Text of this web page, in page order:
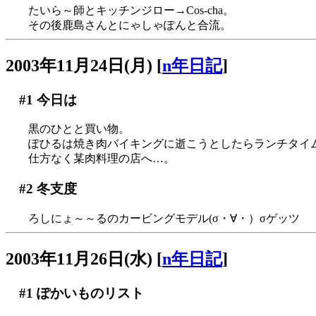
たいら～師とキッチンジロー→Cos-cha。
その後鹿島さんとにゃしゃぽんと合流。
2003年11月24日(月) [n年日記]
#1 今日は
黒のひとと買い物。
ぽひるは焼き肉バイキングに逝こうとしたらランチタイ
仕方なく某肉料理の店へ…。
#2 冬支度
ろしにょ～～るのカービングモデル(σ・∀・）σゲッツ
2003年11月26日(水) [n年日記]
#1 ぽかいものリスト